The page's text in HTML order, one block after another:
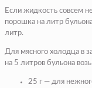
Если жидкость совсем
порошка на литр
литр.
Для мясного холодца в
на 5 литров бульона
25 г — для